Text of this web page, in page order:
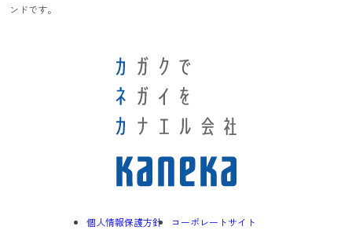
ンドです。
個人情報保護方針 コーポレートサイト